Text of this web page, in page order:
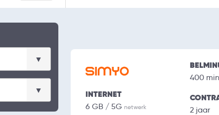
INTERNET
6 GB / 5G netwerk
400
2 jaar